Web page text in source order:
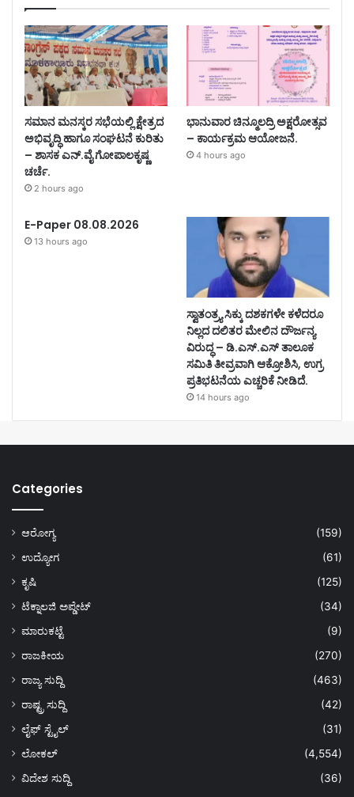
ಸಮಾನ ಮನಸ್ಕರ ಸಭೆಯಲ್ಲಿ ಕ್ಷೇತ್ರದ
ಅಭಿವೃದ್ಧಿ ಹಾಗೂ ಸಂಘಟನೆ ಕುರಿತು
– ಶಾಸಕ ಎನ್.ವೈ ಗೋಪಾಲಕೃಷ್ಣ
ಚರ್ಚೆ.
2 hours ago
ಭಾನುವಾರ ಚಿನ್ಮೂಲದ್ರಿ ಅಕ್ಷರೋತ್ಸವ
– ಕಾರ್ಯಕ್ರಮ ಆಯೋಜನೆ.
4 hours ago
E-Paper 08.08.2026
13 hours ago
ಸ್ವಾತಂತ್ರ್ಯ ಸಿಕ್ಕು ದಶಕಗಳೇ ಕಳೆದರೂ
ನಿಲ್ಲದ ದಲಿತರ ಮೇಲಿನ ದೌರ್ಜನ್ಯ
ವಿರುದ್ಧ – ಡಿ.ಎಸ್.ಎಸ್ ತಾಲೂಕ
ಸಮಿತಿ ತೀವ್ರವಾಗಿ ಆಕ್ರೋಶಿಸಿ, ಉಗ್ರ
ಪ್ರತಿಭಟನೆಯ ಎಚ್ಚರಿಕೆ ನೀಡಿದೆ.
14 hours ago
Categories
ಆರೋಗ್ಯ
(159)
ಉದ್ಯೋಗ
(61)
ಕೃಷಿ
(125)
ಟೆಕ್ನಾಲಜಿ ಅಪ್ಡೇಟ್
(34)
ಮಾರುಕಟ್ಟೆ
(9)
ರಾಜಕೀಯ
(270)
ರಾಜ್ಯ ಸುದ್ದಿ
(463)
ರಾಷ್ಟ್ರ ಸುದ್ದಿ
(42)
ಲೈಫ್ ಸ್ಟೈಲ್
(31)
ಲೋಕಲ್
(4,554)
ವಿದೇಶ ಸುದ್ದಿ
(36)